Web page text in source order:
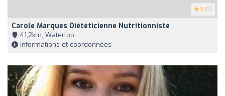
5 (5)
Carole Marques Diététicienne Nutritionniste
41,2km, Waterloo
Informations et coordonnées